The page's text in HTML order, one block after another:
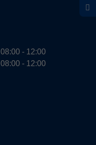
08:00 - 12:00
08:00 - 12:00